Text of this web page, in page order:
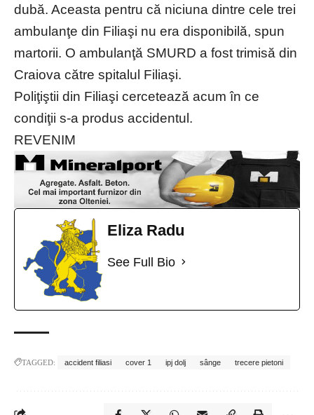
dubă. Aceasta pentru că niciuna dintre cele trei
ambulanţe din Filiaşi nu era disponibilă, spun
martorii. O ambulanţă SMURD a fost trimisă din
Craiova către spitalul Filiaşi.
Poliţiştii din Filiaşi cercetează acum în ce
condiţii s-a produs accidentul.
REVENIM
Eliza Radu
See Full Bio
TAGGED: accident filiasi cover 1 ipj dolj sânge trecere pietoni